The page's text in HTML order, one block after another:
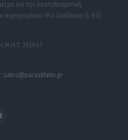
για την αποτελεσματική
στο διαδίκτυο (L 63).
Μ.Η.Τ. 262047
, sales@paraskhnio.gr